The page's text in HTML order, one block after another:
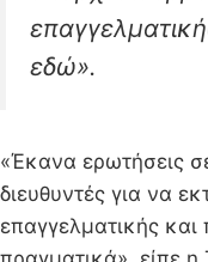
εδώ».
«Έκανα ερωτήσεις
διευθυντές για να
επαγγελματικής